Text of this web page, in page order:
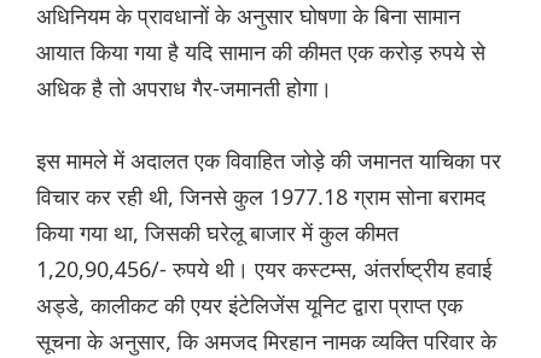
अधिनियम के प्रावधानों के अनुसार घोषणा के बिना सामान
आयात किया गया है यदि सामान की कीमत एक करोड़ रुपये से
अधिक है तो अपराध गैर-जमानती होगा।
इस मामले में अदालत एक विवाहित जोड़े की जमानत याचिका पर
विचार कर रही थी, जिनसे कुल 1977.18 ग्राम सोना बरामद
किया गया था, जिसकी घरेलू बाजार में कुल कीमत
1,20,90,456/- रुपये थी। एयर कस्टम्स, अंतर्राष्ट्रीय हवाई
अड्डे, कालीकट की एयर इंटेलिजेंस यूनिट द्वारा प्राप्त एक
सूचना के अनुसार, कि अमजद मिरहान नामक व्यक्ति परिवार के